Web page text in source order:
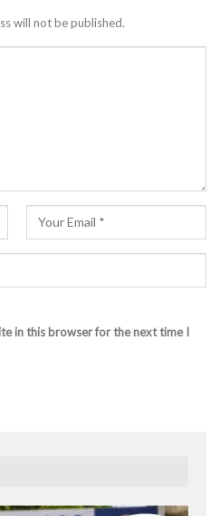
will not be published.
in this browser for the next time I